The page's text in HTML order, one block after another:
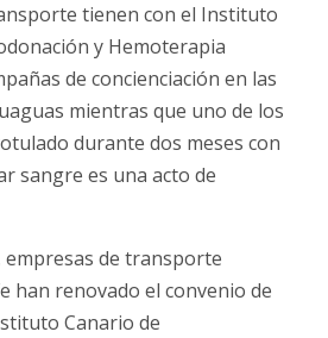
tienen con el Instituto
y Hemoterapia
de concienciación en las
mientras que uno de los
durante dos meses con
sangre es una acto de
de transporte
han renovado el convenio de
Canario de